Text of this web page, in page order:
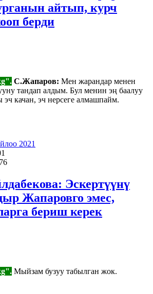
айтып, курч
берди
С.Жапаров: Мен жарандар менен
тандап алдым. Бул менин эң баалуу
качан, эч нерсеге алмашпайм.
2021
Эскертүүнү
Жапаровго эмес,
бериш керек
Мыйзам бузуу табылган жок.